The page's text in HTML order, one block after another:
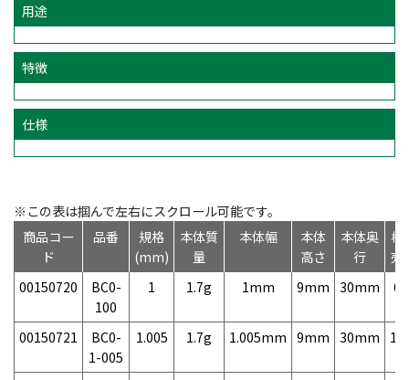
用途
特徴
仕様
※この表は掴んで左右にスクロール可能です。
商品コー
ド
品番
規格
(mm)
本体質
量
本体幅
本体
高さ
本体奥
行
標
売
00150720
BC0-
100
1 1.7g 1mm 9mm 30mm
00150721
BC0-
1-005
1.005 1.7g 1.005mm 9mm 30mm